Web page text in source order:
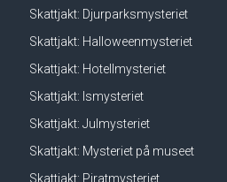
Skattjakt: Djurparksmysteriet
Skattjakt: Halloweenmysteriet
Skattjakt: Hotellmysteriet
Skattjakt: Ismysteriet
Skattjakt: Julmysteriet
Skattjakt: Mysteriet på museet
Skattjakt: Piratmysteriet